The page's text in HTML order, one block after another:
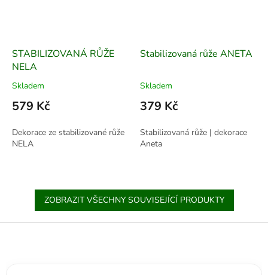
STABILIZOVANÁ RŮŽE
NELA
Skladem
579 Kč
Dekorace ze stabilizované růže
NELA
Stabilizovaná růže ANETA
Skladem
379 Kč
Stabilizovaná růže | dekorace
Aneta
ZOBRAZIT VŠECHNY SOUVISEJÍCÍ PRODUKTY
Z